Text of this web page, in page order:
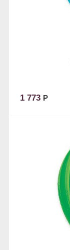
1 773 Р